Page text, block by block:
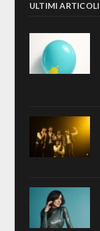
ULTIMI ARTICOLI